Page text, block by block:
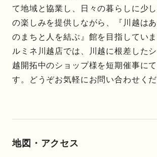
て地域と協業し、日々の暮らしに少
の楽しみを提供しながら、『川越は
のまちと人を結ぶ』館を目指していま
ルミネ川越店では、川越に根差した
越開拓中のショップ様を短期催事に
す。どうぞお気軽にお問い合わせくだ
地図・アクセス